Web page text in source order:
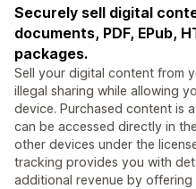
Securely sell digital
documents, PDF, EPub,
packages.
Sell your digital content from
illegal sharing while allowing
device. Purchased content is
can be accessed directly in
other devices under the
tracking provides you with
additional revenue by offering